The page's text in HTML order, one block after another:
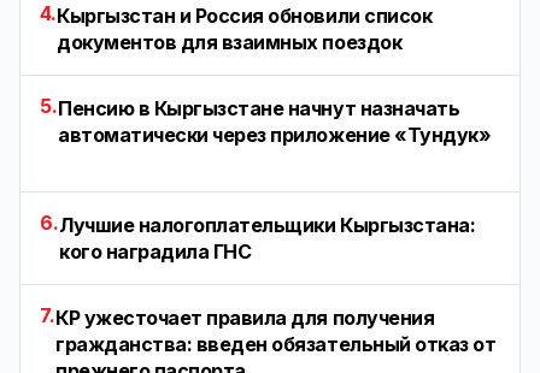
4.Кыргызстан и Россия обновили список
документов для взаимных поездок
5.Пенсию в Кыргызстане начнут назначать
автоматически через приложение «Тундук»
6.Лучшие налогоплательщики Кыргызстана:
кого наградила ГНС
7.КР ужесточает правила для получения
гражданства: введен обязательный отказ от